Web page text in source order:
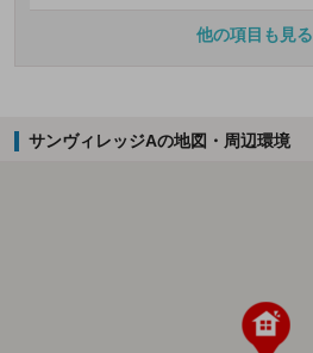
他の項目も見る
サンヴィレッジAの地図・周辺環境